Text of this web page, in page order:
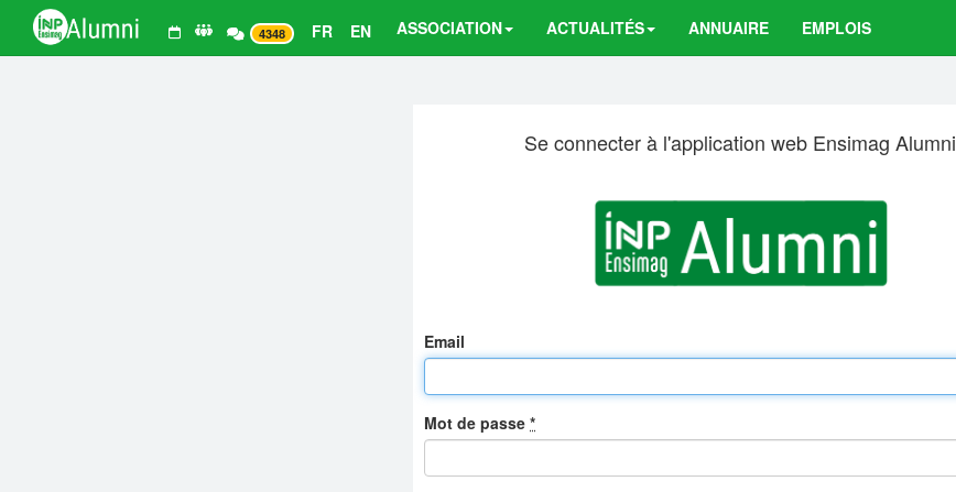
4348 FR EN ASSOCIATION ACTUALITÉS ANNUAIRE EMPLOIS
Se connecter à l'application web Ensimag Alumni
Email
Mot de passe *